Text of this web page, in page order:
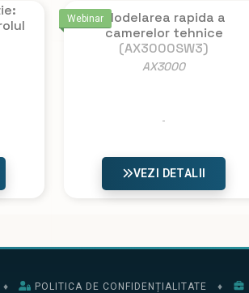
WebinarModelarea rapida a
camerelor tehnice
(AX3000SW3)
AX3000
VEZI DETALII
♦ POLITICA DE CONFIDENȚIALITATE ♦